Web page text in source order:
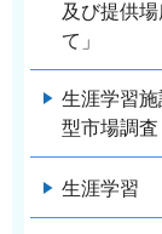
及び提供
て」
生涯学習
型市場調査
生涯学習